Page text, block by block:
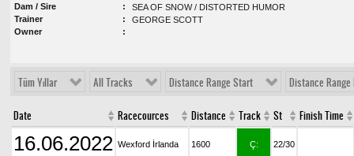
Dam / Sire
SEA OF SNOW / DISTORTED HUMOR
Trainer
GEORGE SCOTT
Owner
Tüm Yıllar All Tracks Distance Range Start Distance Range
Date Racecources Distance Track St Finish Time
16.06.2022 Wexford İrlanda 1600 Ç: 22/30